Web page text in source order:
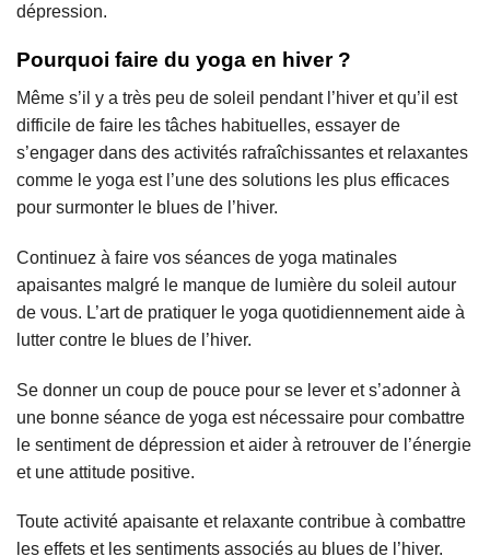
dépression.
Pourquoi faire du yoga en hiver ?
Même s’il y a très peu de soleil pendant l’hiver et qu’il est
difficile de faire les tâches habituelles, essayer de
s’engager dans des activités rafraîchissantes et relaxantes
comme le yoga est l’une des solutions les plus efficaces
pour surmonter le blues de l’hiver.
Continuez à faire vos séances de yoga matinales
apaisantes malgré le manque de lumière du soleil autour
de vous. L’art de pratiquer le yoga quotidiennement aide à
lutter contre le blues de l’hiver.
Se donner un coup de pouce pour se lever et s’adonner à
une bonne séance de yoga est nécessaire pour combattre
le sentiment de dépression et aider à retrouver de l’énergie
et une attitude positive.
Toute activité apaisante et relaxante contribue à combattre
les effets et les sentiments associés au blues de l’hiver.